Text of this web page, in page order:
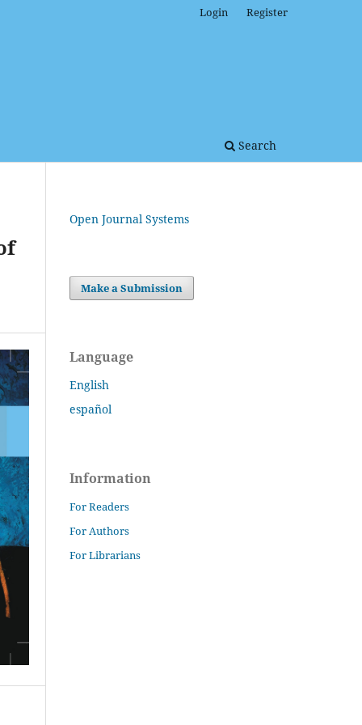
Search
Login Register
Open Journal Systems
Make a Submission
Language
English
español
Information
For Readers
For Authors
For Librarians